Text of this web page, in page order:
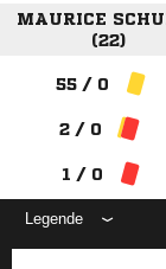
MAURICE
(22)
55 / 0
2 / 0
1 / 0
Legende